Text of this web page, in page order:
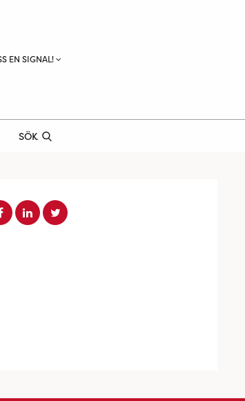
EN SIGNAL!
SÖK